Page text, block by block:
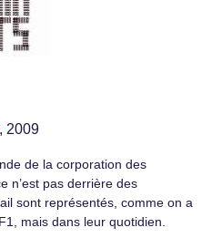
, 2009
de la corporation des
n’est pas derrière des
sont représentés, comme on a
mais dans leur quotidien.